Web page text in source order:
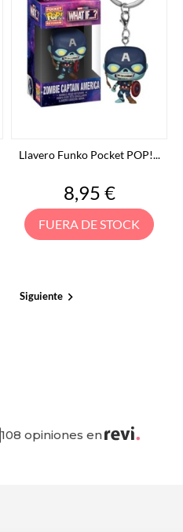
Llavero Funko Pocket POP!...
Precio
8,95 €
FUERA DE STOCK
Siguiente 
108 opiniones en